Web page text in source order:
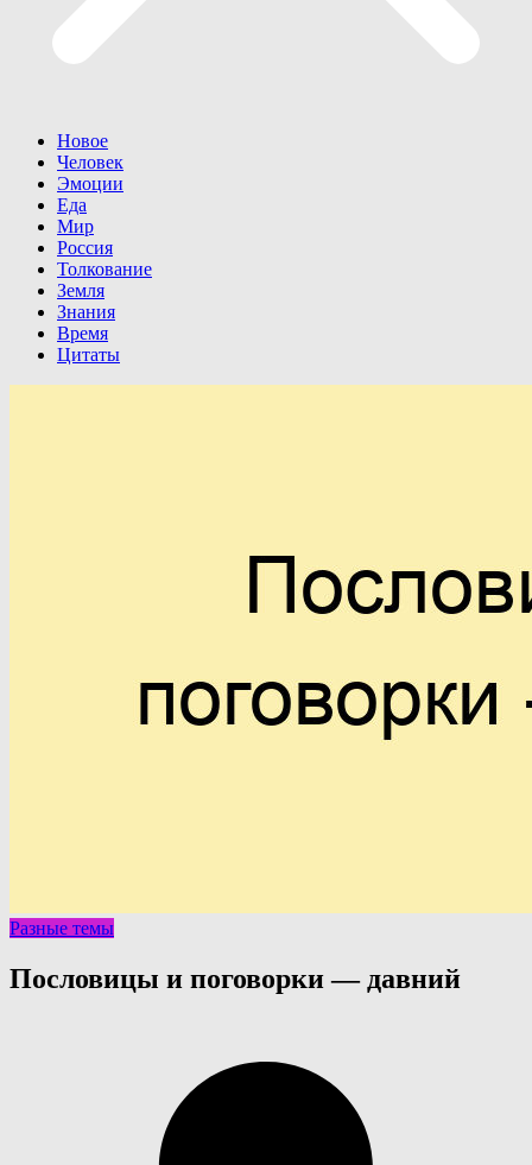
Новое
Человек
Эмоции
Еда
Мир
Россия
Толкование
Земля
Знания
Время
Цитаты
Разные темы
Пословицы и поговорки — давний